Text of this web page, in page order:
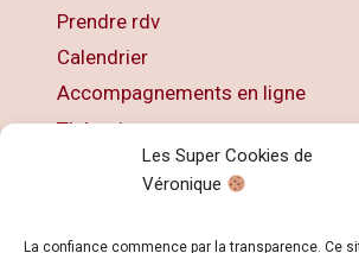
Les Super Cookies de
Véronique
La confiance commence par la transparence. Ce
Prendre rdv
Calendrier
Accompagnements en ligne
Thérapies
Contact